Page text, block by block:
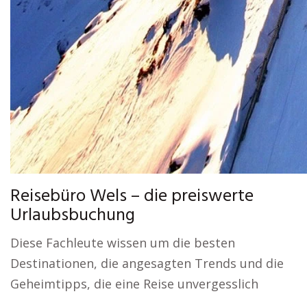
Reisebüro Wels – die preiswerte
Urlaubsbuchung
Diese Fachleute wissen um die besten
Destinationen, die angesagten Trends und die
Geheimtipps, die eine Reise unvergesslich